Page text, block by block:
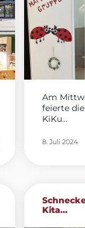
Am
feierte
KiKu...
8. Juli 2024
Kita...